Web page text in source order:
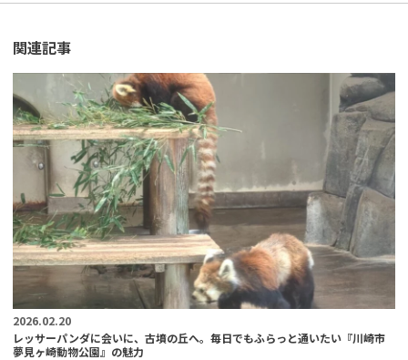
関連記事
2026.02.20
レッサーパンダに会いに、古墳の丘へ。毎日でもふらっと通いたい『川崎市
夢見ヶ崎動物公園』の魅力